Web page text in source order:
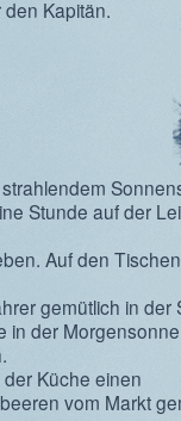
Kapitän.
Stunde auf der
Auf den
gemütlich in der
in der
Küche einen
vom Markt